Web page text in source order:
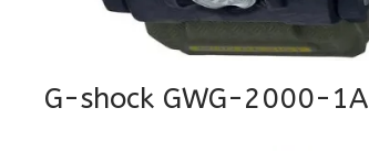
G-shock GWG-2000-